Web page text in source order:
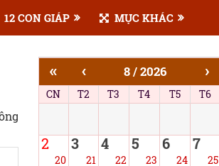
12 CON GIÁP MỤC KHÁC
« ‹ 8 / 2026 ›
CN T2 T3 T4 T5 T6
2
20
3
21
4
22
5
23
6
24
7
25